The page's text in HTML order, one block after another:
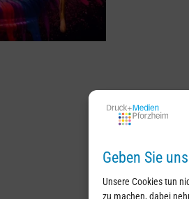
Geben Sie
Unsere Cookies tun
zu machen, dabei